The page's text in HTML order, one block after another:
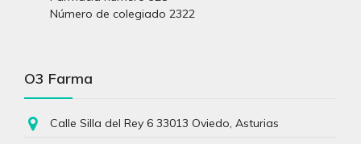
Número de colegiado 2322
O3 Farma
Calle Silla del Rey 6 33013 Oviedo, Asturias